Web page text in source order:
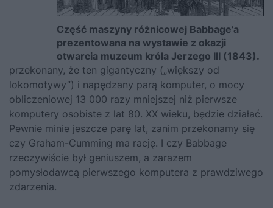
Część maszyny różnicowej Babbage’a
prezentowana na wystawie z okazji
otwarcia muzeum króla Jerzego III (1843).
przekonany, że ten gigantyczny („większy od
lokomotywy”) i napędzany parą komputer, o mocy
obliczeniowej 13 000 razy mniejszej niż pierwsze
komputery osobiste z lat 80. XX wieku, będzie działać.
Pewnie minie jeszcze parę lat, zanim przekonamy się
czy Graham-Cumming ma rację. I czy Babbage
rzeczywiście był geniuszem, a zarazem
pomysłodawcą pierwszego komputera z prawdziwego
zdarzenia.